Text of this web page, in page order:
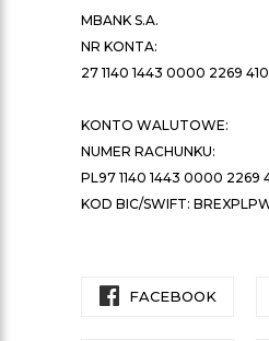
MBANK S.A.
NR KONTA:
27 1140 1443 0000 2269
KONTO WALUTOWE:
NUMER RACHUNKU:
PL97 1140 1443 0000 2269
KOD BIC/SWIFT:
FACEBOOK